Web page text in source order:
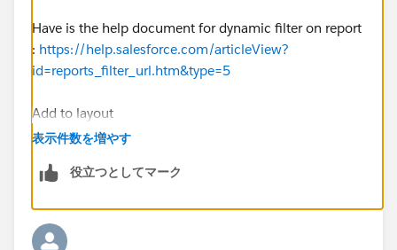
Have is the help document for dynamic filter on report
: https://help.salesforce.com/articleView?
id=reports_filter_url.htm&type=5
Add to layout
:https://help.salesforce.com/articleView?
thanks
表示件数を増やす
役立つとしてマーク